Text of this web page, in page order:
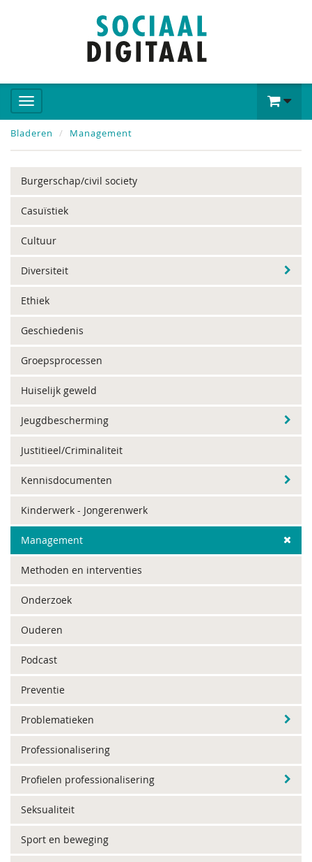
Bladeren Management
Burgerschap/civil society
Casuïstiek
Cultuur
Diversiteit
Ethiek
Geschiedenis
Groepsprocessen
Huiselijk geweld
Jeugdbescherming
Justitieel/Criminaliteit
Kennisdocumenten
Kinderwerk - Jongerenwerk
Management
Methoden en interventies
Onderzoek
Ouderen
Podcast
Preventie
Problematieken
Professionalisering
Profielen professionalisering
Seksualiteit
Sport en beweging